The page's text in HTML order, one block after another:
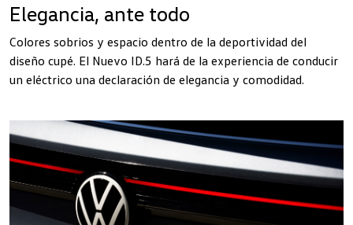
Elegancia, ante todo
Colores sobrios y espacio dentro de la deportividad del
diseño cupé. El Nuevo ID.5 hará de la experiencia de conducir
un eléctrico una declaración de elegancia y comodidad.